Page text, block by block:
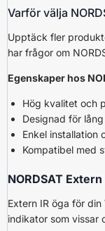
Varför välja
Upptäck fler
har frågor om
Egenskaper hos
Hög kvalitet och
Designad för
Enkel installation
Kompatibel med
NORDSAT
Extern IR öga för
indikator som vissar